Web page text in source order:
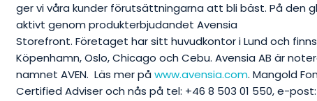
ger vi våra kunder förutsättningarna att bli bäst. På den
aktivt genom produkterbjudandet Avensia
Storefront. Företaget har sitt huvudkontor i Lund och
Köpenhamn, Oslo, Chicago och Cebu. Avensia AB är
namnet AVEN. Läs mer på www.avensia.com. Mangold
Certified Adviser och nås på tel: +46 8 503 01 550, e-